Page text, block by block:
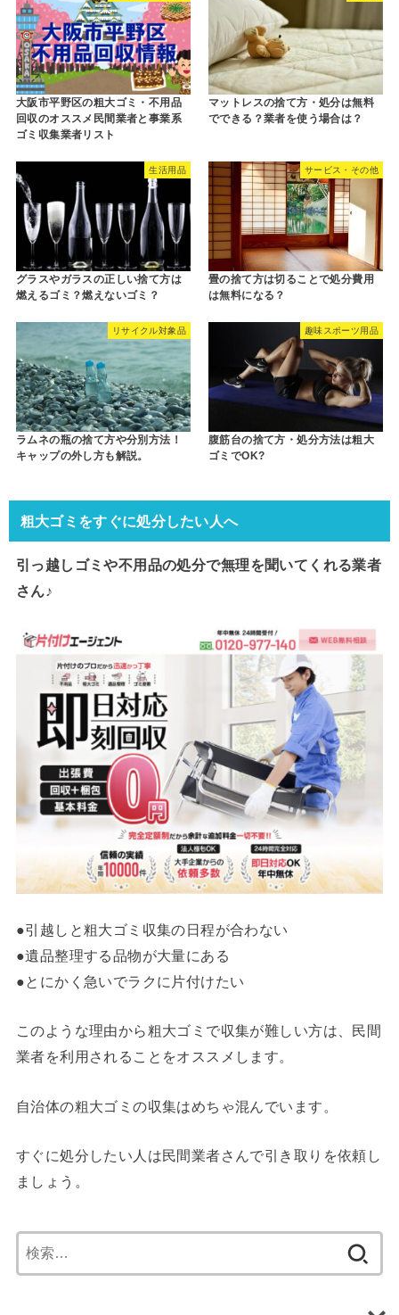
大阪市平野区の粗大ゴミ・不用品
回収のオススメ民間業者と事業系
ゴミ収集業者リスト
マットレスの捨て方・処分は無料
でできる？業者を使う場合は？
生活用品
グラスやガラスの正しい捨て方は
燃えるゴミ？燃えないゴミ？
サービス・その他
畳の捨て方は切ることで処分費用
は無料になる？
リサイクル対象品
ラムネの瓶の捨て方や分別方法！
キャップの外し方も解説。
趣味スポーツ用品
腹筋台の捨て方・処分方法は粗大
ゴミでOK?
粗大ゴミをすぐに処分したい人へ
引っ越しゴミや不用品の処分で無理を聞いてくれる業者
さん♪
●引越しと粗大ゴミ収集の日程が合わない
●遺品整理する品物が大量にある
●とにかく急いでラクに片付けたい
このような理由から粗大ゴミで収集が難しい方は、民間
業者を利用されることをオススメします。
自治体の粗大ゴミの収集はめちゃ混んでいます。
すぐに処分したい人は民間業者さんで引き取りを依頼し
ましょう。
索: